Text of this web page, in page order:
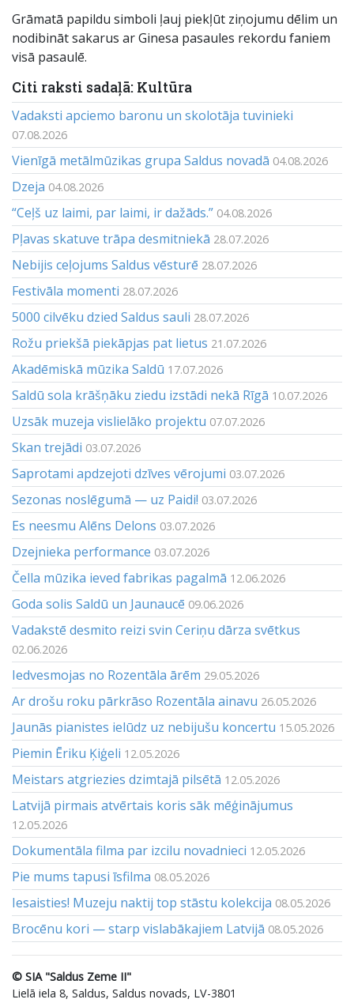
Grāmatā papildu simboli ļauj piekļūt ziņojumu dēlim un
nodibināt sakarus ar Ginesa pasaules rekordu faniem
visā pasaulē.
Citi raksti sadaļā: Kultūra
Vadaksti apciemo baronu un skolotāja tuvinieki
07.08.2026
Vienīgā metālmūzikas grupa Saldus novadā 04.08.2026
Dzeja 04.08.2026
“Ceļš uz laimi, par laimi, ir dažāds.” 04.08.2026
Pļavas skatuve trāpa desmitniekā 28.07.2026
Nebijis ceļojums Saldus vēsturē 28.07.2026
Festivāla momenti 28.07.2026
5000 cilvēku dzied Saldus sauli 28.07.2026
Rožu priekšā piekāpjas pat lietus 21.07.2026
Akadēmiskā mūzika Saldū 17.07.2026
Saldū sola krāšņāku ziedu izstādi nekā Rīgā 10.07.2026
Uzsāk muzeja vislielāko projektu 07.07.2026
Skan trejādi 03.07.2026
Saprotami apdzejoti dzīves vērojumi 03.07.2026
Sezonas noslēgumā — uz Paidi! 03.07.2026
Es neesmu Alēns Delons 03.07.2026
Dzejnieka performance 03.07.2026
Čella mūzika ieved fabrikas pagalmā 12.06.2026
Goda solis Saldū un Jaunaucē 09.06.2026
Vadakstē desmito reizi svin Ceriņu dārza svētkus
02.06.2026
Iedvesmojas no Rozentāla ārēm 29.05.2026
Ar drošu roku pārkrāso Rozentāla ainavu 26.05.2026
Jaunās pianistes ielūdz uz nebijušu koncertu 15.05.2026
Piemin Ēriku Ķiģeli 12.05.2026
Meistars atgriezies dzimtajā pilsētā 12.05.2026
Latvijā pirmais atvērtais koris sāk mēģinājumus
12.05.2026
Dokumentāla filma par izcilu novadnieci 12.05.2026
Pie mums tapusi īsfilma 08.05.2026
Iesaisties! Muzeju naktij top stāstu kolekcija 08.05.2026
Brocēnu kori — starp vislabākajiem Latvijā 08.05.2026
© SIA "Saldus Zeme II"
Lielā iela 8, Saldus, Saldus novads, LV-3801